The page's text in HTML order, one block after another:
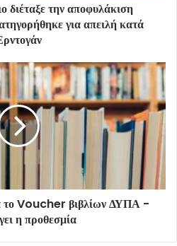
διέταξε την αποφυλάκιση
για απειλή κατά
το Voucher βιβλίων ΔΥΠΑ -
η προθεσμία